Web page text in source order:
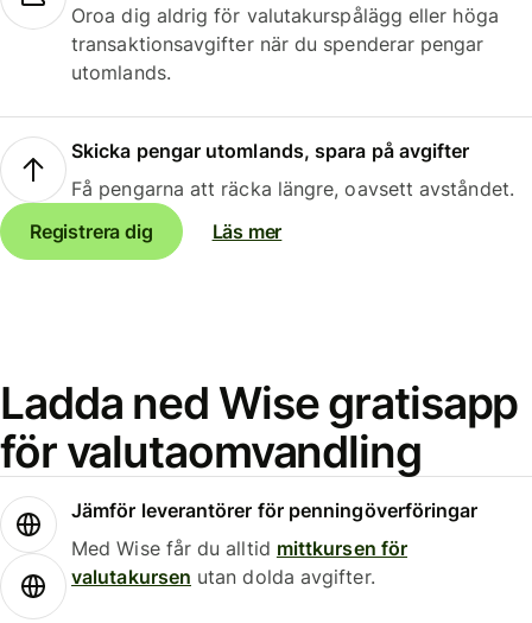
Oroa dig aldrig för valutakurspålägg eller höga
transaktionsavgifter när du spenderar pengar
utomlands.
Skicka pengar utomlands, spara på avgifter
Få pengarna att räcka längre, oavsett avståndet.
Registrera dig
Läs mer
Ladda ned Wise gratisapp
för valutaomvandling
Jämför leverantörer för penningöverföringar
Med Wise får du alltid mittkursen för
valutakursen utan dolda avgifter.